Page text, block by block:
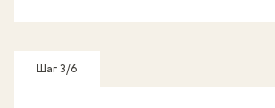
Шаг 3/6